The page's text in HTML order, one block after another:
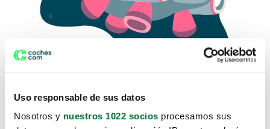
Uso responsable de sus datos
Nosotros y nuestros 1022 socios procesamos sus